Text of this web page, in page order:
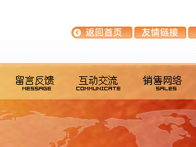
返回首页 友情链接